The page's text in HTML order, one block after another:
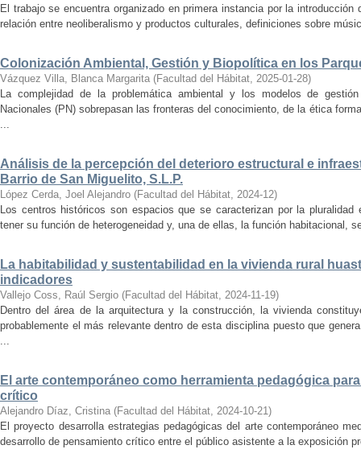
El trabajo se encuentra organizado en primera instancia por la
relación entre neoliberalismo y productos culturales, definiciones sobre
Colonización Ambiental, Gestión y Biopolítica en los
Vázquez Villa, Blanca Margarita (Facultad del Hábitat, 2025-01-28)
La complejidad de la problemática ambiental y los modelos de
Nacionales (PN) sobrepasan las fronteras del conocimiento, de la ética
...
Análisis de la percepción del deterioro estructural e
Barrio de San Miguelito, S.L.P.
López Cerda, Joel Alejandro (Facultad del Hábitat, 2024-12)
Los centros históricos son espacios que se caracterizan por la
tener su función de heterogeneidad y, una de ellas, la función habitacional,
La habitabilidad y sustentabilidad en la vivienda rural
indicadores
Vallejo Coss, Raúl Sergio (Facultad del Hábitat, 2024-11-19)
Dentro del área de la arquitectura y la construcción, la vivienda
probablemente el más relevante dentro de esta disciplina puesto que
...
El arte contemporáneo como herramienta pedagógica
crítico
Alejandro Díaz, Cristina (Facultad del Hábitat, 2024-10-21)
El proyecto desarrolla estrategias pedagógicas del arte contemporáneo
desarrollo de pensamiento crítico entre el público asistente a la exposición